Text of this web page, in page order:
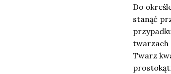
Do
stanąć
twarzach
Twarz